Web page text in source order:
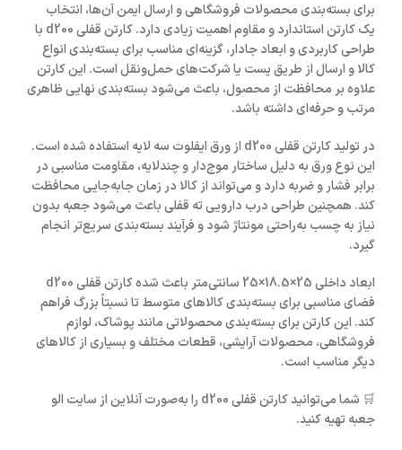
برای بسته‌بندی محصولات فروشگاهی و ارسال ایمن آن‌ها، انتخاب
یک کارتن استاندارد و مقاوم اهمیت زیادی دارد.کارتن قفلی d200
با
طراحی کاربردی و ابعاد جادار، گزینه‌ای مناسب برای بسته‌بندی انواع
کالا و ارسال از طریق پست یا شرکت‌های حمل‌ونقل است. این کارتن
علاوه بر محافظت از محصول، باعث می‌شود بسته‌بندی نهایی ظاهری
مرتب و حرفه‌ای داشته باشد.
در تولیدکارتن قفلی d200 از ورق ایفلوت سه لایه استفاده شده است.
این نوع ورق به دلیل ساختار موج‌دار و چندلایه، مقاومت مناسبی در
برابر فشار و ضربه دارد و می‌تواند از کالا در زمان جابه‌جایی محافظت
کند. همچنین طراحیدرب دارویی ته قفلیباعث می‌شود جعبه بدون
نیاز به چسب به‌راحتی مونتاژ شود و فرآیند بسته‌بندی سریع‌تر انجام
گیرد.
ابعاد داخلی25×18.5×25 سانتی‌متر باعث شدهکارتن قفلی d200
فضای مناسبی برای بسته‌بندی کالاهای متوسط تا نسبتاً بزرگ فراهم
کند. این کارتن برای بسته‌بندی محصولاتی مانند پوشاک، لوازم
فروشگاهی، محصولات آرایشی، قطعات مختلف و بسیاری از کالاهای
دیگر مناسب است.
🛒 شما می‌توانیدکارتن قفلی d200 را به‌صورت آنلاین از سایت الو
جعبه تهیه کنید.